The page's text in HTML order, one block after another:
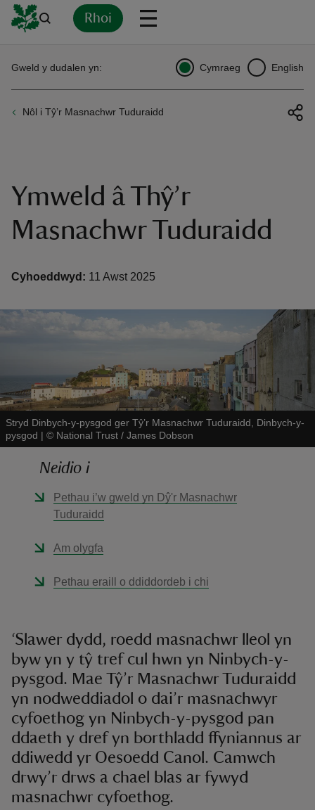
Rhoi
Nôl i Tŷ’r Masnachwr Tuduraidd
Gweld y dudalen yn: Cymraeg English
Ymweld â Thŷ’r
Masnachwr Tuduraidd
Cyhoeddwyd: 11 Awst 2025
Stryd Dinbych-y-pysgod ger Tŷ’r Masnachwr Tuduraidd, Dinbych-y-
pysgod | © National Trust / James Dobson
Neidio i
Pethau i’w gweld yn Dŷ'r Masnachwr
Tuduraidd
Am olygfa
Pethau eraill o ddiddordeb i chi
‘Slawer dydd, roedd masnachwr lleol yn
byw yn y tŷ tref cul hwn yn Ninbych-y-
pysgod. Mae Tŷ’r Masnachwr Tuduraidd
yn nodweddiadol o dai’r masnachwyr
cyfoethog yn Ninbych-y-pysgod pan
ddaeth y dref yn borthladd ffyniannus ar
ddiwedd yr Oesoedd Canol. Camwch
drwy’r drws a chael blas ar fywyd
masnachwr cyfoethog.